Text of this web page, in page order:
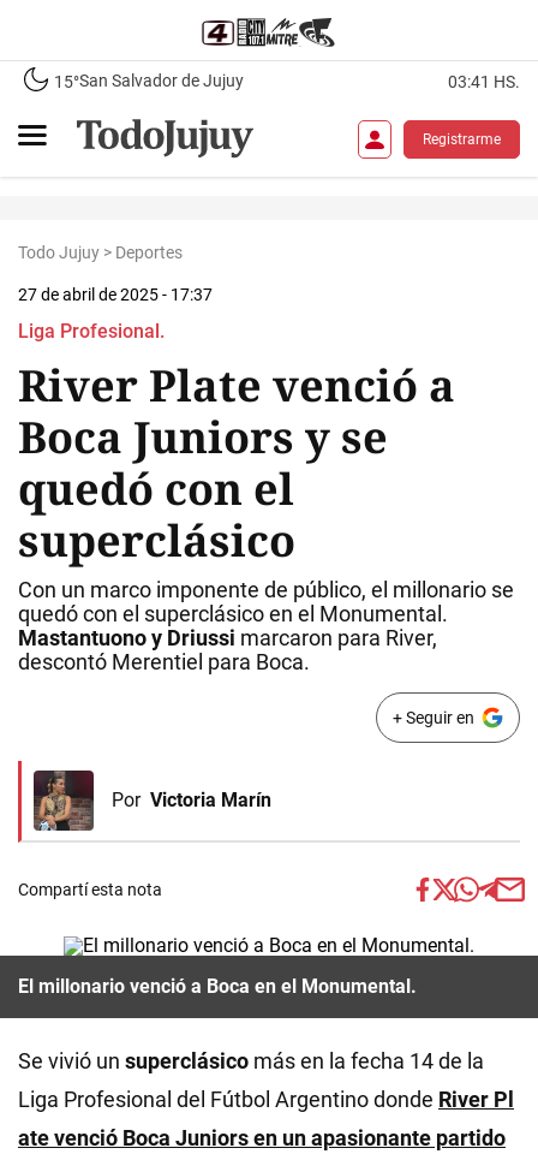
15°San Salvador de Jujuy 03:41 HS.
Registrarme
Todo Jujuy > Deportes
27 de abril de 2025 - 17:37
Liga Profesional.
River Plate venció a
Boca Juniors y se
quedó con el
superclásico
Con un marco imponente de público, el millonario se
quedó con el superclásico en el Monumental.
Mastantuono y Driussi marcaron para River,
descontó Merentiel para Boca.
+ Seguir en
Por Victoria Marín
Compartí esta nota
El millonario venció a Boca en el Monumental.
Se vivió un superclásico más en la fecha 14 de la
Liga Profesional del Fútbol Argentino donde River Pl
ate venció Boca Juniorsen un apasionante partido